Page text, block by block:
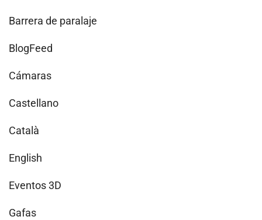
Barrera de paralaje
BlogFeed
Cámaras
Castellano
Català
English
Eventos 3D
Gafas